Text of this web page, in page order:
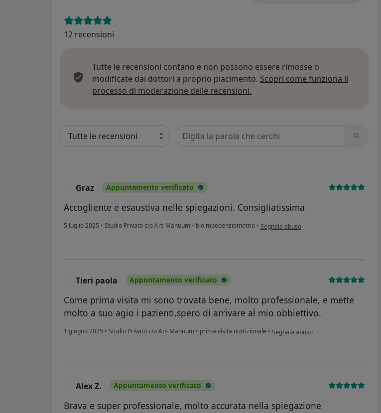
12 recensioni
Tutte le recensioni contano e non possono essere rimosse o
modificate dai dottori a proprio piacimento. Scopri come funziona il
processo di moderazione delle recensioni.
Cerca nelle recensioni
Graz Appuntamento verificato
Accogliente e esaustiva nelle spiegazioni. Consigliatissima
5 luglio 2025 • Studio Privato c/o Ars Manuum • bioimpedenziometria • secondo l'opinione dell'utente Graz
Segnala abuso
Tieri paola Appuntamento verificato
Come prima visita mi sono trovata bene, molto professionale, e mette
molto a suo agio i pazienti,spero di arrivare al mio obbiettivo.
1 giugno 2025 • Studio Privato c/o Ars Manuum • prima visita nutrizionale • secondo l'opinione dell'utente Tieri paola
Segnala abuso
Alex Z. Appuntamento verificato
Brava e super professionale, molto accurata nella spiegazione